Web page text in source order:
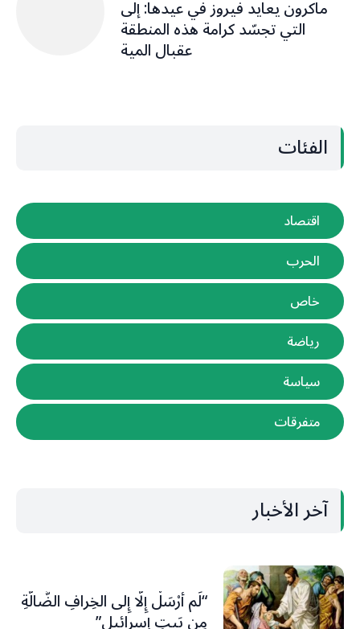
ماكرون يعايد فيروز في عيدها:‎ إلى
التي تجسّد كرامة هذه المنطقة
عقبال المية
الفئات
اقتصاد
الحرب
خاص
رياضة
سياسة
متفرقات
آخر الأخبار
“لَم أُرْسَلْ إِلَّا إِلى الخِرافِ الضَّالَّةِ